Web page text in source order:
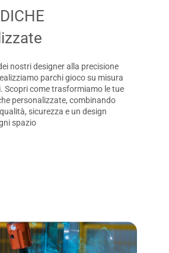
nostri designer alla precisione
parchi gioco su misura
Scopri come trasformiamo le tue
personalizzate, combinando
sicurezza e un design
spazio